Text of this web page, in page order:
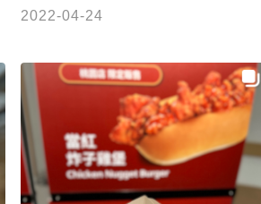
派 蛋糕體和鮮奶油都不錯 輕柔滑順 不膩
口 巧克力本身也不會太甜 還有原味可以
選擇 ✔️平日有下午茶優惠套餐$99 #IKEA
#IKEA #霜淇淋 #冰 #義大利麵 #冰品 #
巧克力波士頓派 #甜點 #蛋糕 #芋頭霜淇
淋
2022-04-24